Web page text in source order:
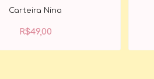
Carteira Nina
R$49,00